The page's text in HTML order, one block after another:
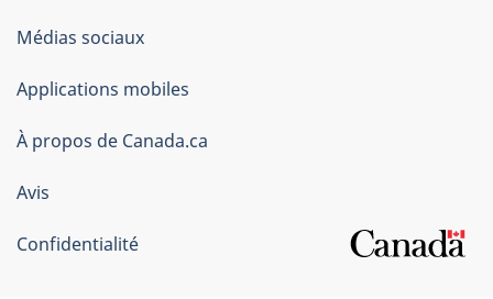
Organisation
du
gouvernement
du
Canada
Médias sociaux
Applications mobiles
À propos de Canada.ca
Avis
Confidentialité